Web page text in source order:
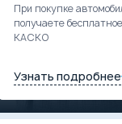
При покупке
получаете бесплатное
КАСКО
Узнать подробнее